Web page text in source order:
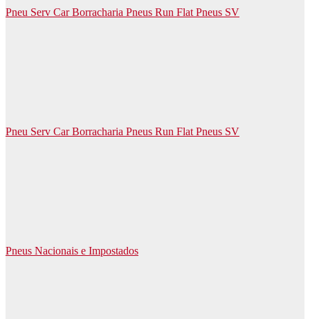
Pneu Serv Car Borracharia Pneus Run Flat Pneus SV
Pneu Serv Car Borracharia Pneus Run Flat Pneus SV
Pneus Nacionais e Impostados